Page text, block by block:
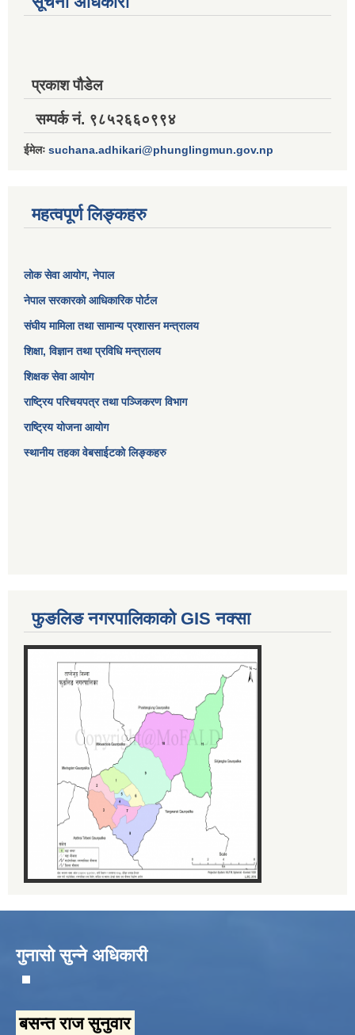
प्रकाश पौडेल
सम्पर्क नं. ९८५२६६०९९४
ईमेलः suchana.adhikari@phunglingmun.gov.np
महत्वपूर्ण लिङ्कहरु
लोक सेवा आयोग, नेपाल
नेपाल सरकारको आधिकारिक पोर्टल
संघीय मामिला तथा सामान्य प्रशासन मन्त्रालय
शिक्षा, विज्ञान तथा प्रविधि मन्त्रालय
शिक्षक सेवा आयोग
राष्ट्रिय परिचयपत्र तथा पञ्जिकरण विभाग
राष्ट्रिय योजना आयोग
स्थानीय तहका वेबसाईटको लिङ्कहरु
फुङलिङ नगरपालिकाको GIS नक्सा
गुनासो सुन्ने अधिकारी
बसन्त राज सुनुवार